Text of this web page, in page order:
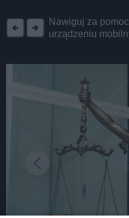
Nawiguj za
urządzeniu